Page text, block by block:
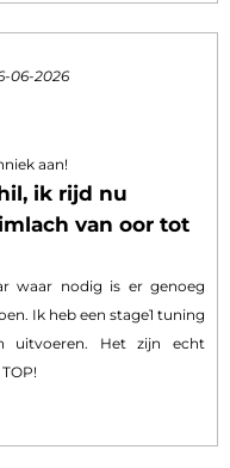
06-2026
aan!
ik rijd nu
van oor tot
waar nodig is er genoeg
Ik heb een stage1 tuning
uitvoeren. Het zijn echt